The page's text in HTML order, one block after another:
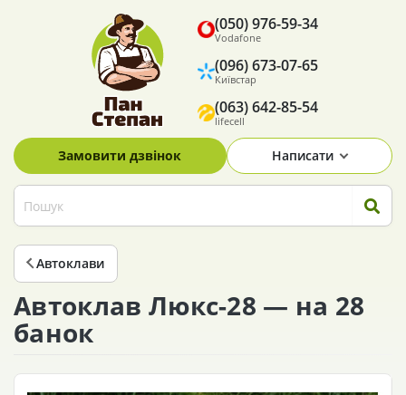
Vodafone
(050) 976-59-34
Київстар
(096) 673-07-65
lifecell
(063) 642-85-54
Замовити дзвінок Написати
Автоклави
Автоклав Люкс-28 — на 28
банок